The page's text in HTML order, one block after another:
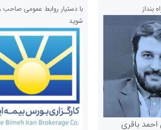
بنداز
احمد باقری
با دستیار روابط عمومی صاحب
شوید